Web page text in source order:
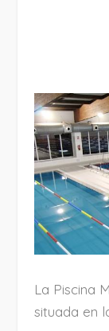
La Piscina
situada en